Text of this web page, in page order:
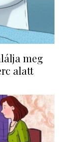
meg
alatt